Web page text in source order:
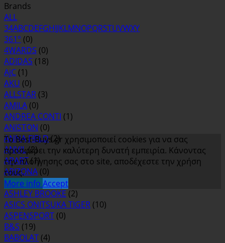
Brands
ALL
34ABCDEFGHIJKLMNOPQRSTUVWXY
361° (0)
4WARDS (0)
ADIDAS (18)
AjC (1)
AKU (0)
ALLSTAR (3)
AMILA (0)
ANDREA CONTI (1)
ANISTON (0)
ANNA FIELD(2)
ANVIL(2)
APART(1)
ARIZONA (0)
ASH(0)
ASHLEY BROOKE (2)
ASICS ONITSUKA TIGER (10)
ASPENSPORT (0)
B&S (19)
BABOLAT (4)
Το Best-Buys.gr χρησιμοποιεί cookies για να σας
προσφέρει την καλύτερη δυνατή εμπειρία. Κάνοντας
την πλοήγησης σας στο site, αποδέχεστε την χρήση
τους.
More info Accept